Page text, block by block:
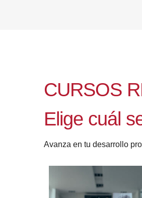
CURSOS
Elige cuál
Avanza en tu desarrollo